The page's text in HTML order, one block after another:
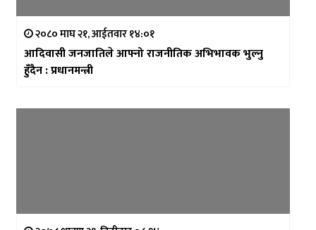
२०८० माघ २१, आईतवार १४:०१
आदिवासी जनजातिले आफ्नो राजनीतिक अभिभावक भुल्नु
हुँदैन : प्रधानमन्त्री